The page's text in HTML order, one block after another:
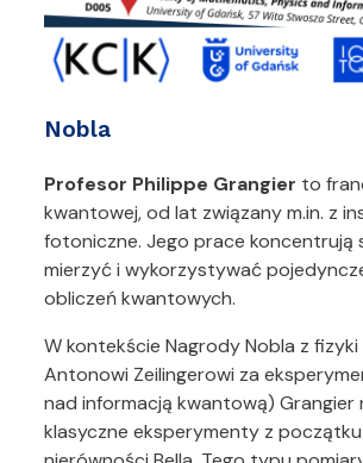
Nobla
Profesor Philippe Grangier to
kwantowej, od lat związany m.in. z
fotoniczne. Jego prace
mierzyć i wykorzystywać
obliczeń kwantowych.
W kontekście Nagrody Nobla z
Antonowi Zeilingerowi za
nad informacją kwantową) Grangier
klasyczne eksperymenty z